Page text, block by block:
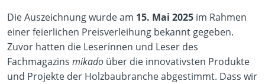
Die Auszeichnung wurde am 15. Mai 2025 im Rahmen
einer feierlichen Preisverleihung bekannt gegeben.
Zuvor hatten die Leserinnen und Leser des
Fachmagazins mikado über die innovativsten Produkte
und Projekte der Holzbaubranche abgestimmt. Dass wir